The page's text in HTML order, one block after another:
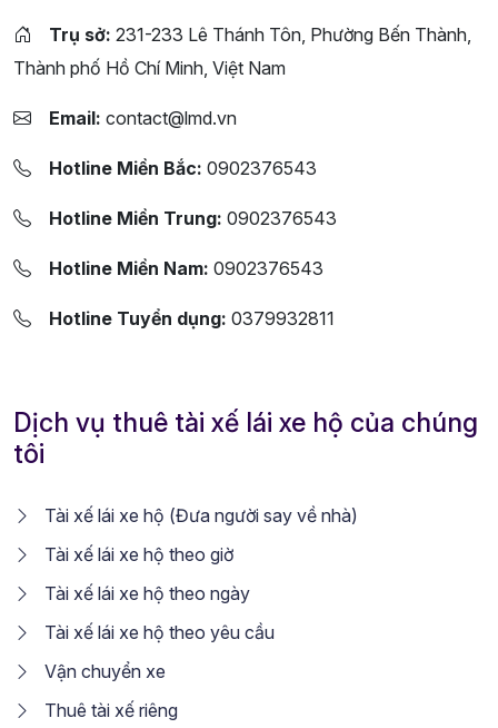
Trụ sở: 231-233 Lê Thánh Tôn, Phường Bến Thành,
Thành phố Hồ Chí Minh, Việt Nam
Email: contact@lmd.vn
Hotline Miền Bắc: 0902376543
Hotline Miền Trung: 0902376543
Hotline Miền Nam: 0902376543
Hotline Tuyển dụng: 0379932811
Dịch vụ thuê tài xế lái xe hộ của chúng
tôi
Tài xế lái xe hộ (Đưa người say về nhà)
Tài xế lái xe hộ theo giờ
Tài xế lái xe hộ theo ngày
Tài xế lái xe hộ theo yêu cầu
Vận chuyển xe
Thuê tài xế riêng